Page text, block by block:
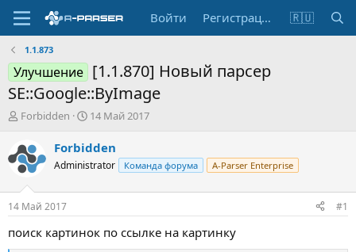
Войти Регистрация 🇷🇺
1.1.873
Улучшение [1.1.870] Новый парсер
SE::Google::ByImage
А
т
о
р
т
е
м
ы
Forbidden
Д
т
н
а
л
14 Май 2017
Forbidden
Administrator Команда форума A-Parser Enterprise
14 Май 2017 #1
поиск картинок по ссылке на картинку